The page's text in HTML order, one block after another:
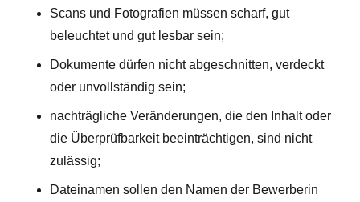
Scans und Fotografien müssen scharf, gut
beleuchtet und gut lesbar sein;
Dokumente dürfen nicht abgeschnitten, verdeckt
oder unvollständig sein;
nachträgliche Veränderungen, die den Inhalt oder
die Überprüfbarkeit beeinträchtigen, sind nicht
zulässig;
Dateinamen sollen den Namen der Bewerberin